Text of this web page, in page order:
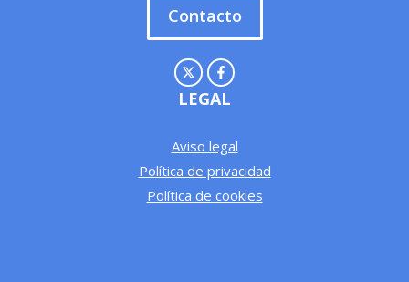
Contacto
LEGAL
Aviso legal
Política de privacidad
Política de cookies